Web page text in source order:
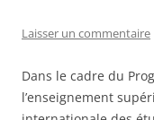
Laisser un commentaire
Dans le cadre du
l’enseignement